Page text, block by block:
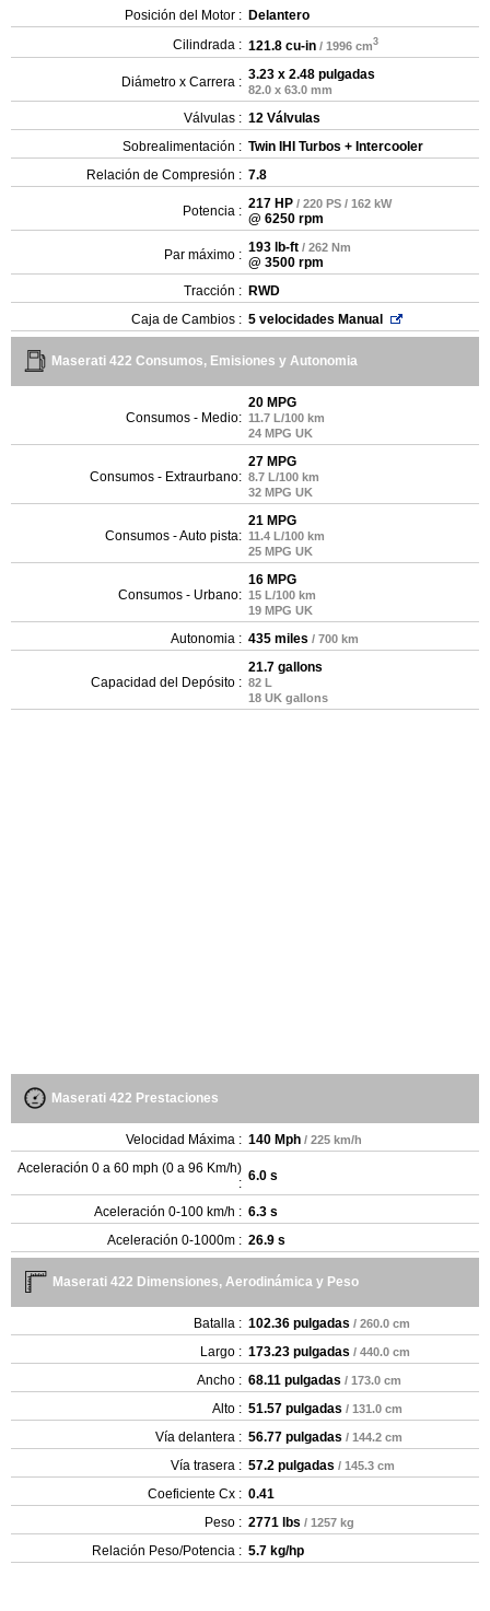
Posición del Motor : Delantero
Cilindrada : 121.8 cu-in / 1996 cm3
Diámetro x Carrera : 3.23 x 2.48 pulgadas
82.0 x 63.0 mm
Válvulas : 12 Válvulas
Sobrealimentación : Twin IHI Turbos + Intercooler
Relación de Compresión : 7.8
Potencia : 217 HP / 220 PS / 162 kW
@ 6250 rpm
Par máximo : 193 lb-ft / 262 Nm
@ 3500 rpm
Tracción : RWD
Caja de Cambios : 5 velocidades Manual
Maserati 422 Consumos, Emisiones y Autonomia
Consumos - Medio:
20 MPG
11.7 L/100 km
24 MPG UK
Consumos - Extraurbano:
27 MPG
8.7 L/100 km
32 MPG UK
Consumos - Auto pista:
21 MPG
11.4 L/100 km
25 MPG UK
Consumos - Urbano:
16 MPG
15 L/100 km
19 MPG UK
Autonomia : 435 miles / 700 km
Capacidad del Depósito :
21.7 gallons
82 L
18 UK gallons
Maserati 422 Prestaciones
Velocidad Máxima : 140 Mph / 225 km/h
Aceleración 0 a 60 mph (0 a 96 Km/h)
: 6.0 s
Aceleración 0-100 km/h : 6.3 s
Aceleración 0-1000m : 26.9 s
Maserati 422 Dimensiones, Aerodinámica y Peso
Batalla : 102.36 pulgadas / 260.0 cm
Largo : 173.23 pulgadas / 440.0 cm
Ancho : 68.11 pulgadas / 173.0 cm
Alto : 51.57 pulgadas / 131.0 cm
Vía delantera : 56.77 pulgadas / 144.2 cm
Vía trasera : 57.2 pulgadas / 145.3 cm
Coeficiente Cx : 0.41
Peso : 2771 lbs / 1257 kg
Relación Peso/Potencia : 5.7 kg/hp